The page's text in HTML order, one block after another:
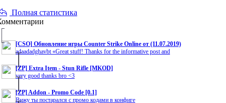
Полная статистика
[CSO] Обновление игры Counter Strike Online от (11.07.2019)
adaadadghavbt «Great stuff! Thanks for the informative post and
[ZP] Extra Item - Stun Rifle [MKOD]
very good thanks bro <3
[ZP] Addon - Promo Code [0.1]
Вижу ты постарался с промо кодами в конфиге